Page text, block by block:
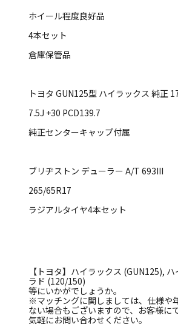
ホイール程度良好品
4本セット
倉庫保管品
トヨタ GUN125型 ハイラックス 純正
7.5J +30 PCD139.7
純正センターキャップ付属
ブリヂストン デューラー A/T 693III
265/65R17
ラジアルタイヤ4本セット
【トヨタ】ハイラックス (GUN125),
ラド (120/150)
等にいかがでしょうか。
※マッチングに関しましては、仕様や
ない場合もございますので、お客様
気軽にお問い合わせください。